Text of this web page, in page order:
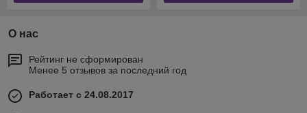
О нас
Рейтинг не сформирован
Менее 5 отзывов за последний год
Работает с 24.08.2017